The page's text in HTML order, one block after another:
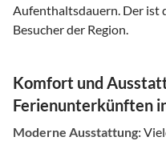
Aufenthaltsdauern. Der ist
Besucher der Region.
Komfort und
Ferienunterkünften
Moderne Ausstattung: